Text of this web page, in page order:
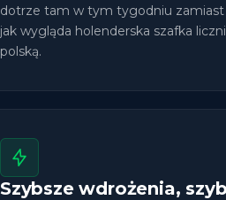
dotrze tam w tym tygodniu zamiast
jak wygląda holenderska szafka
polską.
Szybsze wdrożenia,